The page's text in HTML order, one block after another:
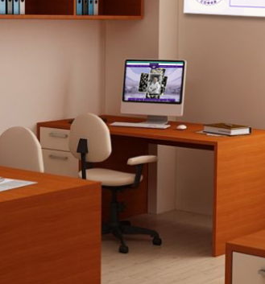
СОССБОС
Развойно-
техническа
база
Почивна
база-Китен